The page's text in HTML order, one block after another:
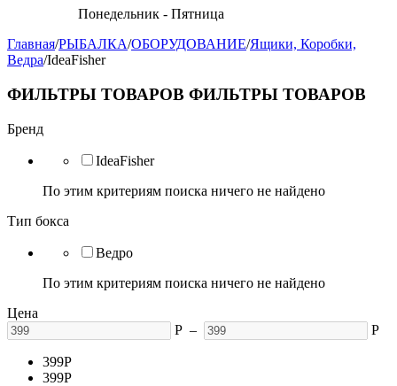
Понедельник - Пятница
Главная/РЫБАЛКА/ОБОРУДОВАНИЕ/Ящики, Коробки,
Ведра/IdeaFisher
ФИЛЬТРЫ ТОВАРОВ ФИЛЬТРЫ ТОВАРОВ
Бренд
IdeaFisher
По этим критериям поиска ничего не найдено
Тип бокса
Ведро
По этим критериям поиска ничего не найдено
Цена
Р – Р
399Р
399Р